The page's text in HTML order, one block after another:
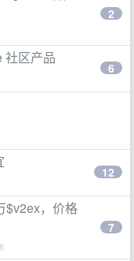
2
社区产品
6
12
$v2ex，价格
7